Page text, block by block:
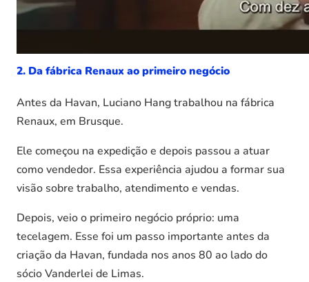
2. Da fábrica Renaux ao primeiro negócio
Antes da Havan, Luciano Hang trabalhou na fábrica
Renaux, em Brusque.
Ele começou na expedição e depois passou a atuar
como vendedor. Essa experiência ajudou a formar sua
visão sobre trabalho, atendimento e vendas.
Depois, veio o primeiro negócio próprio: uma
tecelagem. Esse foi um passo importante antes da
criação da Havan, fundada nos anos 80 ao lado do
sócio Vanderlei de Limas.